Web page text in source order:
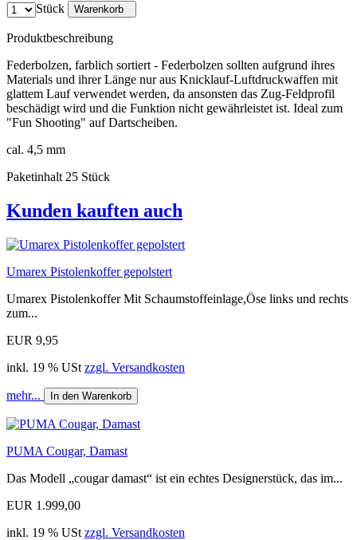
Stück Warenkorb
Produktbeschreibung
Federbolzen, farblich sortiert - Federbolzen sollten aufgrund ihres
Materials und ihrer Länge nur aus Knicklauf-Luftdruckwaffen mit
glattem Lauf verwendet werden, da ansonsten das Zug-Feldprofil
beschädigt wird und die Funktion nicht gewährleistet ist. Ideal zum
"Fun Shooting" auf Dartscheiben.
cal. 4,5 mm
Paketinhalt 25 Stück
Kunden kauften auch
Umarex Pistolenkoffer gepolstert
Umarex Pistolenkoffer Mit Schaumstoffeinlage,Öse links und rechts
zum...
EUR 9,95
inkl. 19 % USt zzgl. Versandkosten
mehr... In den Warenkorb
PUMA Cougar, Damast
Das Modell „cougar damast“ ist ein echtes Designerstück, das im...
EUR 1.999,00
inkl. 19 % USt zzgl. Versandkosten